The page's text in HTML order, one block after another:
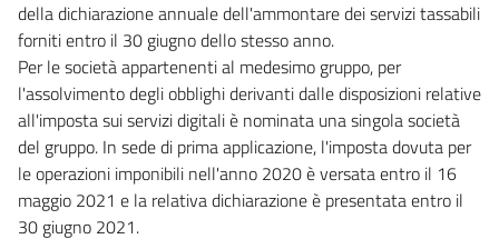
della dichiarazione annuale dell'ammontare dei servizi tassabili
forniti entro il 30 giugno dello stesso anno.
Per le società appartenenti al medesimo gruppo, per
l'assolvimento degli obblighi derivanti dalle disposizioni relative
all'imposta sui servizi digitali è nominata una singola società
del gruppo. In sede di prima applicazione, l'imposta dovuta per
le operazioni imponibili nell'anno 2020 è versata entro il 16
maggio 2021 e la relativa dichiarazione è presentata entro il
30 giugno 2021.